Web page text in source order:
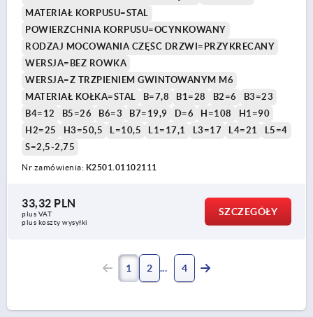
MATERIAŁ KORPUSU=STAL
POWIERZCHNIA KORPUSU=OCYNKOWANY
RODZAJ MOCOWANIA CZĘŚĆ DRZWI=PRZYKRECANY
WERSJA=BEZ ROWKA
WERSJA=Z TRZPIENIEM GWINTOWANYM M6
MATERIAŁ KOŁKA=STAL
B=7,8 B1=28 B2=6
B3=23
B4=12
B5=26 B6=3 B7=19,9 D=6 H=108
H1=90
H2=25
H3=50,5 L=10,5 L1=17,1 L3=17 L4=21
L5=4
S=2,5-2,75
Nr zamówienia: K2501.01102111
33,32 PLN
plus VAT
plus koszty wysyłki
SZCZEGÓŁY
1 2 4